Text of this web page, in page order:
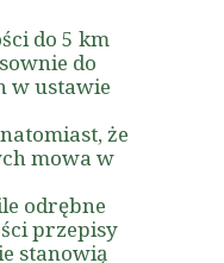
do 5 km
do
w ustawie
że
mowa w
odrębne
przepisy
stanowią